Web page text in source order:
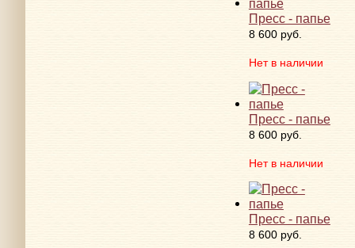
Пресс - папье
8 600 руб.
Нет в наличии
Пресс - папье
8 600 руб.
Нет в наличии
Пресс - папье
8 600 руб.